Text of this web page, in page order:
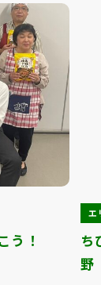
う！
エ
ち
野